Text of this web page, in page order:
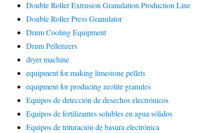
Double Roller Extrusion Granulation Production Line
Double Roller Press Granulator
Drum Cooling Equipment
Drum Pelletizers
dryer machine
equipment for making limestone pellets
equipment for producing zeolite granules
Equipos de detección de desechos electrónicos
Equipos de fertilizantes solubles en agua sólidos
Equipos de trituración de basura electrónica